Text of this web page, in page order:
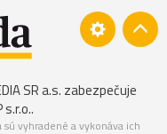
SR a.s. zabezpečuje
s.r.o..
sú vyhradené a vykonáva ich